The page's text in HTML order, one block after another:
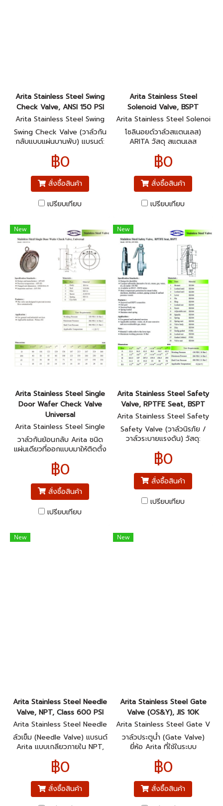
Arita Stainless Steel Swing
Check Valve, ANSI 150 PSI
Arita Stainless Steel Swing
Check Valve, ANSI 150 PSI
Swing Check Valve (วาล์วกัน
กลับแบบแผ่นบานพับ) แบรนด์:
฿0
สั่งซื้อสินค้า
เปรียบเทียบ
Arita Stainless Steel
Solenoid Valve, BSPT
Arita Stainless Steel Solenoi
d Valve, BSPT
โซลินอยด์วาล์วสแตนเลส)
ARITA วัสดุ สแตนเลส
316 ขึ้นกับรุ่น) เกลียว แบบ
BSPT (British Standard Pipe
Taper)
฿0
สั่งซื้อสินค้า
เปรียบเทียบ
New
Arita Stainless Steel Single
Door Wafer Check Valve
Universal
Arita Stainless Steel Single
Door Wafer Check Valve Un
iversal
วาล์วกันย้อนกลับ Arita ชนิด
แผ่นเดียวที่ออกแบบมาให้ติดตั้ง
แตนเลสสตีล ทั้งตัวเพื่อความ
ทนทานต่อการกัดกร่อน
฿0
สั่งซื้อสินค้า
เปรียบเทียบ
New
Arita Stainless Steel Safety
Valve, RPTFE Seat, BSPT
Arita Stainless Steel Safety
Valve, RPTFE Seat, BSPT
Safety Valve (วาล์วนิรภัย /
วาล์วระบายแรงดัน) วัสดุ:
฿0
สั่งซื้อสินค้า
เปรียบเทียบ
New
Arita Stainless Steel Needle
Valve, NPT, Class 600 PSI
Arita Stainless Steel Needle
Valve, NPT, Class 600 PSI
ล์วเข็ม (Needle Valve) แบรนด์
Arita แบบเกลียวภายใน NPT,
฿0
สั่งซื้อสินค้า
New
Arita Stainless Steel Gate
Valve (OS&Y), JIS 10K
Arita Stainless Steel Gate V
alve (OS&Y), JIS 10K
วาล์วประตูน้ำ (Gate Valve)
ยี่ห้อ Arita ที่ใช้ในระบบ
฿0
สั่งซื้อสินค้า